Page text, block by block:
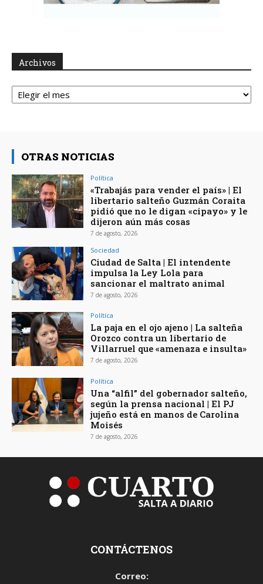
Archivos
Archivos
OTRAS NOTICIAS
Política
«Trabajás para vender el país» | El
libertario salteño Guzmán Coraita
pidió que no le digan «cipayo» y le
dijeron aún más cosas
7 de agosto, 2026
Sociedad
Ciudad de Salta | El intendente
impulsa la Ley Lola para
sancionar el maltrato animal
7 de agosto, 2026
Política
La paja en el ojo ajeno | La salteña
Orozco contra un libertario de
Villarruel que «amenaza e insulta»
7 de agosto, 2026
Política
Una “alfil” del gobernador salteño,
según la prensa nacional | El PJ
jujeño está en manos de Carolina
Moisés
7 de agosto, 2026
CONTÁCTENOS
Correo: